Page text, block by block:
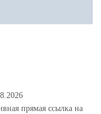
прямая ссылка на